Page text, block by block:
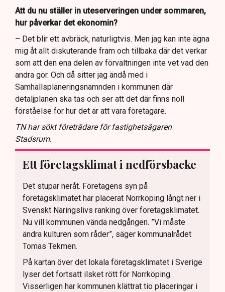
Att du nu ställer in uteserveringen under sommaren,
hur påverkar det ekonomin?
– Det blir ett avbräck, naturligtvis. Men jag kan inte ägna
mig åt allt diskuterande fram och tillbaka där det verkar
som att den ena delen av förvaltningen inte vet vad den
andra gör. Och då sitter jag ändå med i
Samhällsplaneringsnämnden i kommunen där
detaljplanen ska tas och ser att det där finns noll
förståelse för hur det är att vara företagare.
TN har sökt företrädare för fastighetsägaren
Stadsrum.
Ett företagsklimat i nedförsbacke
Det stupar neråt. Företagens syn på
företagsklimatet har placerat Norrköping långt ner i
Svenskt Näringslivs ranking över företagsklimatet.
Nu vill kommunen vända nedgången. ”Vi måste
ändra kulturen som råder”, säger kommunalrådet
Tomas Tekmen.
På kartan över det lokala företagsklimatet i Sverige
lyser det fortsatt ilsket rött för Norrköping.
Visserligen har kommunen klättrat tio placeringar i